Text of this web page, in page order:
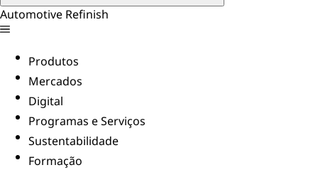
Automotive Refinish
Produtos
Mercados
Digital
Programas e Serviços
Sustentabilidade
Formação